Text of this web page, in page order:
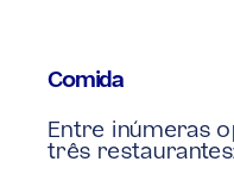
Comida
Entre inúmeras
três restaurantes: